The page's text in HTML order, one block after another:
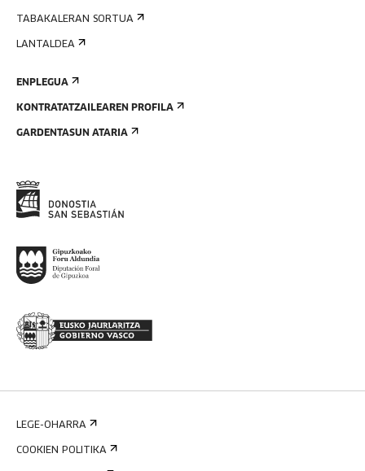
TABAKALERAN SORTUA
LANTALDEA
ENPLEGUA
KONTRATATZAILEAREN PROFILA
GARDENTASUN ATARIA
LEGE-OHARRA
COOKIEN POLITIKA